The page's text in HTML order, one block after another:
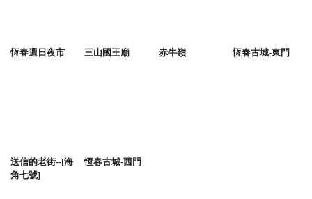
恆春週日夜市 三山國王廟 赤牛嶺 恆春古城-東門
送信的老街--[海
角七號]
恆春古城-西門